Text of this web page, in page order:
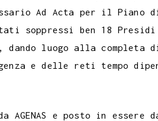
Ad Acta per il Piano
soppressi ben 18 Presidi
luogo alla completa
e delle reti tempo
AGENAS e posto in